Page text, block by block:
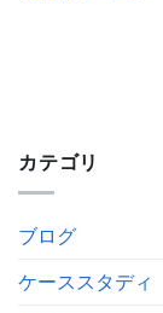
カテゴリ
ブログ
ケーススタディ